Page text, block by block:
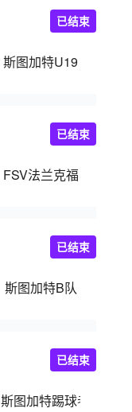
斯图加特U19
已结束
FSV法兰克福
已结束
斯图加特B队
已结束
斯图加特踢球者U19
已结束